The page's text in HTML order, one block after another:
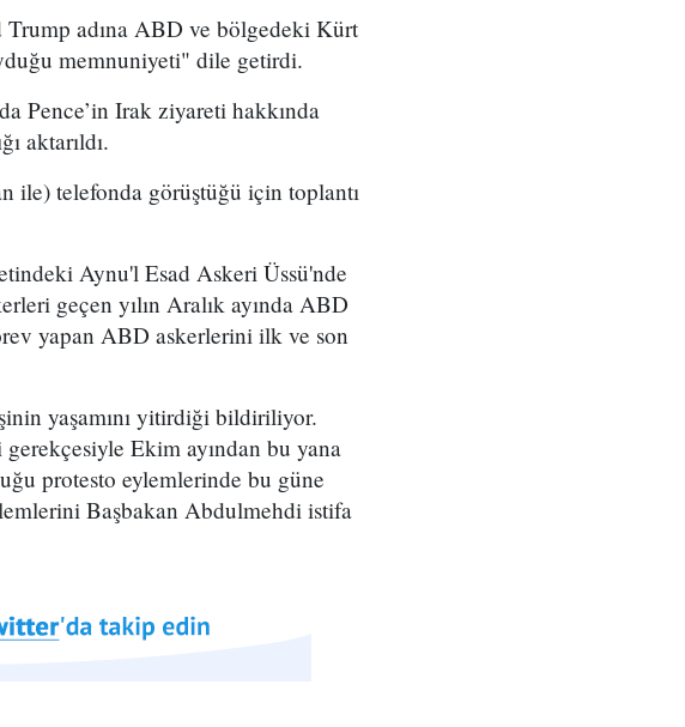
Trump adına ABD ve bölgedeki Kürt
memnuniyeti" dile getirdi.
Pence’in Irak ziyareti hakkında
aktarıldı.
ile) telefonda görüştüğü için toplantı
Aynu'l Esad Askeri Üssü'nde
geçen yılın Aralık ayında ABD
yapan ABD askerlerini ilk ve son
yaşamını yitirdiği bildiriliyor.
Ekim ayından bu yana
protesto eylemlerinde bu güne
Başbakan Abdulmehdi istifa